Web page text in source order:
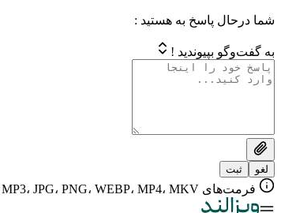
شما درحال پاسخ به هستید :
به گفت‌وگو بپیوندید !
لغو ثبت
فرمت‌های MP3، JPG، PNG، WEBP، MP4، MKV تا ۱۰ مگابایت